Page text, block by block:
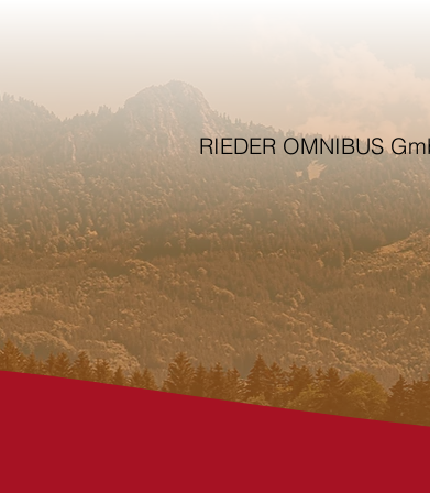
RIEDER OMNIBUS